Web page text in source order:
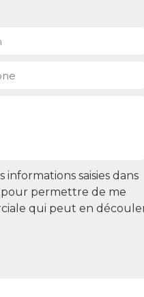
saisies dans
pour permettre de me
qui peut en